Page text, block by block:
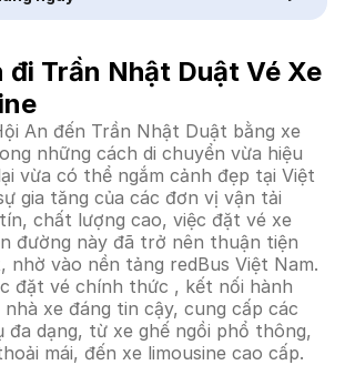
Trần Nhật Duật Vé Xe
An đến Trần Nhật Duật bằng xe
những cách di chuyển vừa hiệu
vừa có thể ngắm cảnh đẹp tại Việt
gia tăng của các đơn vị vận tải
chất lượng cao, việc đặt vé xe
đường này đã trở nên thuận tiện
nhờ vào nền tảng redBus Việt Nam.
đặt vé chính thức , kết nối hành
xe đáng tin cậy, cung cấp các
đa dạng, từ xe ghế ngồi phổ thông,
mái, đến xe limousine cao cấp.